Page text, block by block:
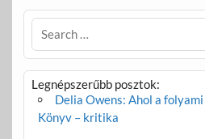
Legnépszerűbb posztok:
Delia Owens: Ahol a
Könyv – kritika